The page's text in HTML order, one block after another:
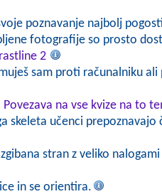
poznavanje najbolj
fotografije so prosto
2
sam proti računalniku ali
Povezava na vse kvize na to
skeleta učenci prepoznavajo
stran z veliko nalogami
in se orientira.